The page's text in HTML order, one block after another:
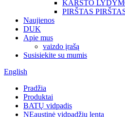
KARŠTO
PIRŠTAS
Naujienos
DUK
Apie mus
vaizdo įrašą
Susisiekite su mumis
English
Pradžia
Produktai
BATŲ vidpadis
NEaustinė vidpadžių lenta